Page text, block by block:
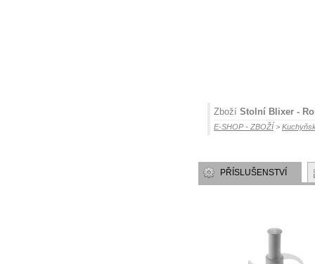
Zboží Stolní Blixer -
E-SHOP - ZBOŽÍ >
PŘÍSLUŠENSTVÍ